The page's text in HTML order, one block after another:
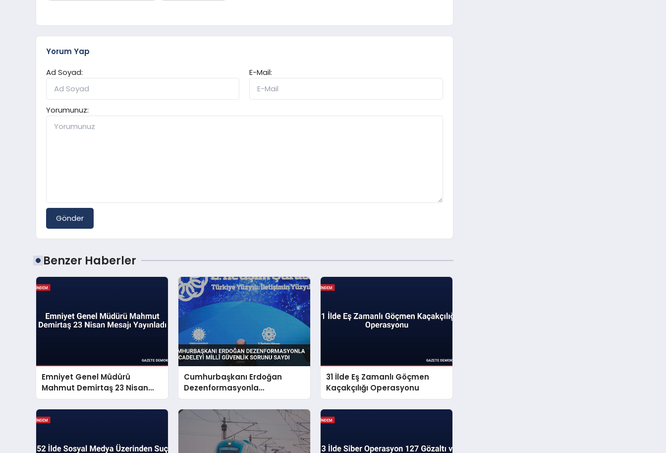
Yorum Yap
Ad Soyad:
E-Mail:
Yorumunuz:
Gönder
Benzer Haberler
Emniyet Genel Müdürü
Mahmut Demirtaş 23 Nisan
Mesajı Yayınladı
Cumhurbaşkanı Erdoğan
Dezenformasyonla
Mücadeleyi Millî Güvenlik
Sorunu Saydı
31 İlde Eş Zamanlı Göçmen
Kaçakçılığı Operasyonu